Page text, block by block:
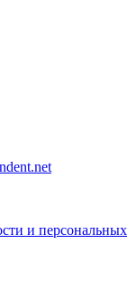
и персональных